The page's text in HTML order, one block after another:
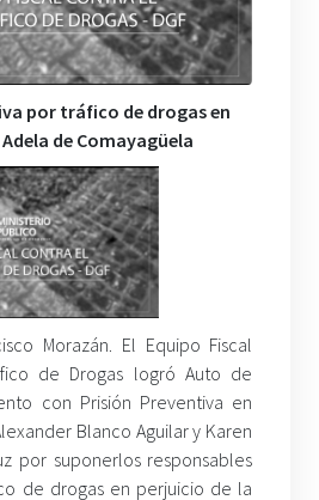
por tráfico de drogas en
de Comayagüela
Morazán. El Equipo Fiscal
de Drogas logró Auto de
con Prisión Preventiva en
Blanco Aguilar y Karen
por suponerlos responsables
de drogas en perjuicio de la